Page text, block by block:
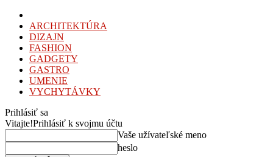
ARCHITEKTÚRA
DIZAJN
FASHION
GADGETY
GASTRO
UMENIE
VYCHYTÁVKY
Prihlásiť sa
Vitajte!Prihlásiť k svojmu účtu
Vaše užívateľské meno
heslo